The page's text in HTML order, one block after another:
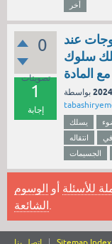
أخر
0
تصويتات
1
إجابة
عند
سلوك
بواسطة
يسلك
انتقاله
في
الجسيمات
للأسئلة أو الوسوم
الشائعة